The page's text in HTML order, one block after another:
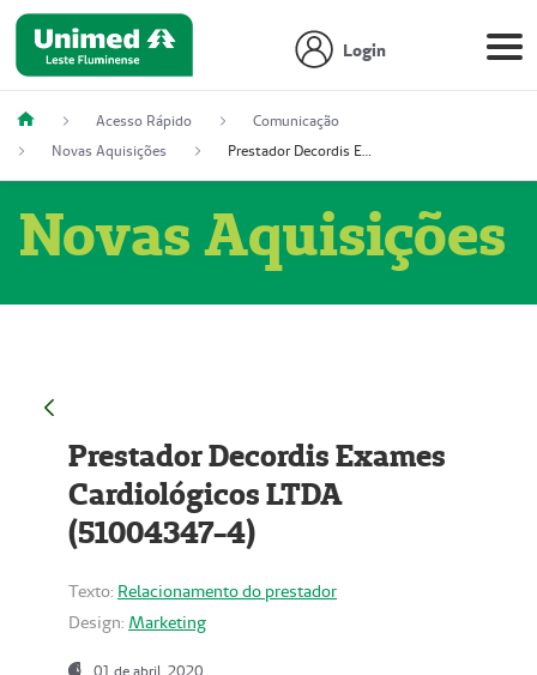
Login
Acesso Rápido
Comunicação
Novas Aquisições
Prestador Decordis Exames Cardiológicos LTDA (51004347-4)
Novas Aquisições
Prestador Decordis Exames
Cardiológicos LTDA
(51004347-4)
Texto: Relacionamento do prestador
Design: Marketing
01 de abril, 2020